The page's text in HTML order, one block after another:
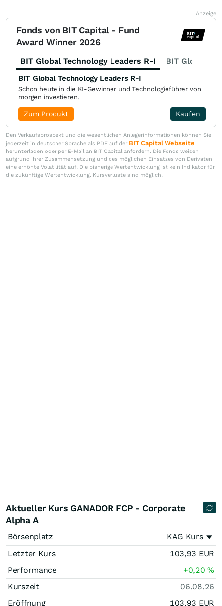
Anzeige
Fonds von BIT Capital - Fund
Award Winner 2026
BIT Global Technology Leaders R-I BIT Global
BIT Global Technology Leaders R-I
Schon heute in die KI-Gewinner und Technologieführer von
morgen investieren.
Kaufen
Zum Produkt
Den Verkaufsprospekt und die wesentlichen Anlegerinformationen können Sie
jederzeit in deutscher Sprache als PDF auf der BIT Capital Webseite
herunterladen oder per E-Mail an BIT Capital anfordern. Die Fonds weisen
aufgrund ihrer Zusammensetzung und des möglichen Einsatzes von Derivaten
eine erhöhte Volatilität auf. Die bisherige Wertentwicklung ist kein Indikator für
die zukünftige Wertentwicklung. Kursverluste sind möglich.
Aktueller Kurs GANADOR FCP - Corporate
Alpha A
Börsenplatz
KAG Kurs
Letzter Kurs
103,93 EUR
Performance
+0,20%
Kurszeit
06.08.26
Eröffnung
103,93 EUR